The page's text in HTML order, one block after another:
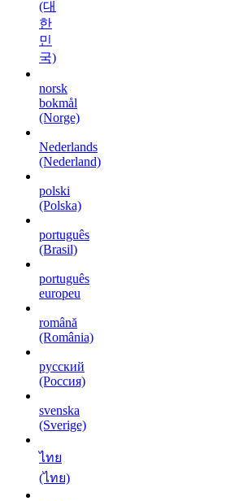
(대
한
민
국)
norsk
bokmål
(Norge)
Nederlands
(Nederland)
polski
(Polska)
português
(Brasil)
português
europeu
română
(România)
русский
(Россия)
svenska
(Sverige)
ไทย
(ไทย)